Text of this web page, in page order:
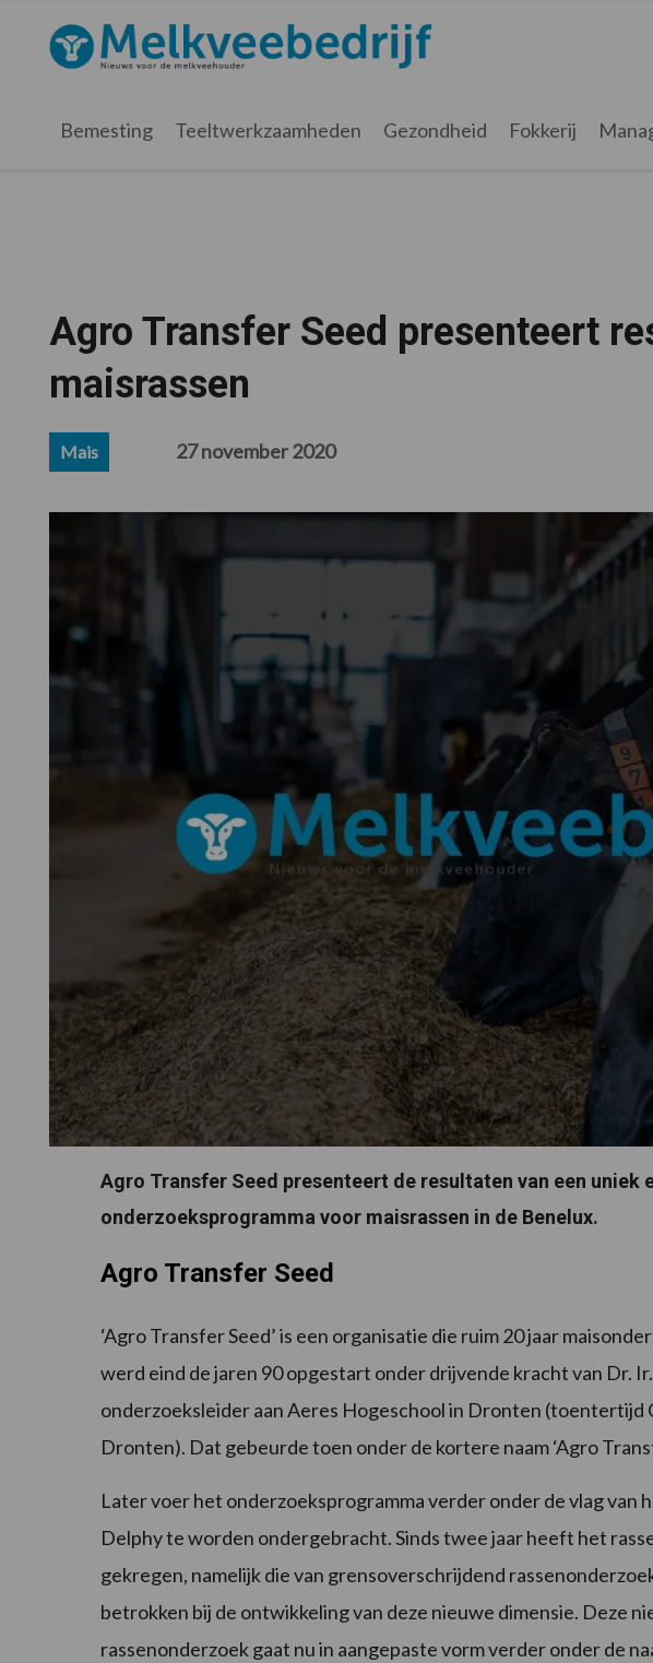
hoofdnavigatie
hoofd
eerste
voettekst
Melkveebedrijf.nl
Bemesting Teeltwerkzaamheden Gezondheid Fokkerij
Agro Transfer Seed presenteert
maisrassen
Mais 27 november 2020
Agro Transfer Seed presenteert de resultaten van een uniek
onderzoeksprogramma voor maisrassen in de Benelux.
Agro Transfer Seed
‘Agro Transfer Seed’ is een organisatie die ruim 20 jaar
werd eind de jaren 90 opgestart onder drijvende kracht van Dr.
onderzoeksleider aan Aeres Hogeschool in Dronten (toentertijd
Dronten). Dat gebeurde toen onder de kortere naam ‘Agro
Later voer het onderzoeksprogramma verder onder de vlag van
Delphy te worden ondergebracht. Sinds twee jaar heeft het
gekregen, namelijk die van grensoverschrijdend
betrokken bij de ontwikkeling van deze nieuwe dimensie. Deze
rassenonderzoek gaat nu in aangepaste vorm verder onder de